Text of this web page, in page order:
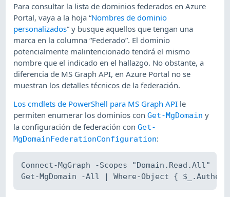
Para consultar la lista de dominios federados en Azure
Portal, vaya a la hoja “Nombres de dominio
personalizados” y busque aquellos que tengan una
marca en la columna “Federado”. El dominio
potencialmente malintencionado tendrá el mismo
nombre que el indicado en el hallazgo. No obstante, a
diferencia de MS Graph API, en Azure Portal no se
muestran los detalles técnicos de la federación.
Los cmdlets de PowerShell para MS Graph API le
permiten enumerar los dominios conGet-MgDomain y
la configuración de federación conGet-
MgDomainFederationConfiguration:
Connect-MgGraph -Scopes "Domain.Read.All"